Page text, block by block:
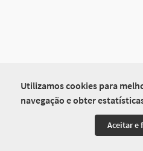
Utilizamos cookies para
navegação e obter
Aceitar e